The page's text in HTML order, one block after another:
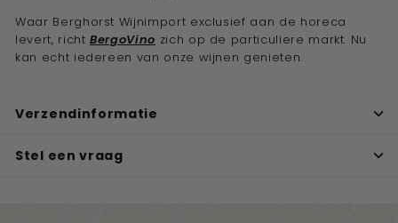
Waar Berghorst Wijnimport exclusief aan de horeca
levert, richtBergoVino zich op de particuliere markt. Nu
kan echt iedereen van onze wijnen genieten.
Verzendinformatie
Stel een vraag